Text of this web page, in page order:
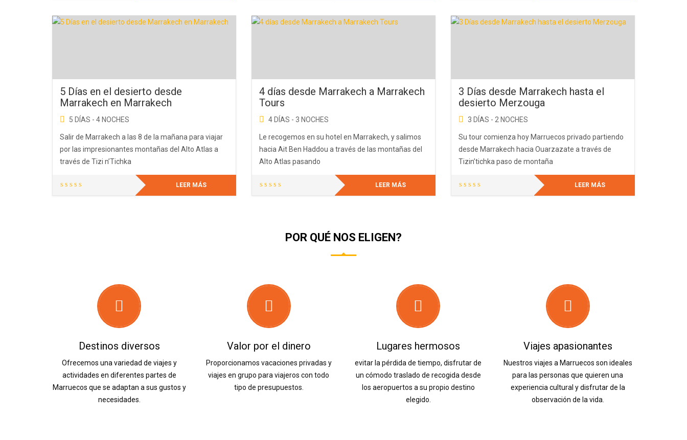
5 Días en el desierto desde
Marrakech en Marrakech
5 DÍAS - 4 NOCHES
Salir de Marrakech a las 8 de la mañana para viajar
por las impresionantes montañas del Alto Atlas a
través de Tizi n’Tichka
LEER MÁS
4 días desde Marrakech a Marrakech
Tours
4 DÍAS - 3 NOCHES
Le recogemos en su hotel en Marrakech, y salimos
hacia Ait Ben Haddou a través de las montañas del
Alto Atlas pasando
LEER MÁS
3 Días desde Marrakech hasta el
desierto Merzouga
3 DÍAS - 2 NOCHES
Su tour comienza hoy Marruecos privado partiendo
desde Marrakech hacia Ouarzazate a través de
Tizin’tichka paso de montaña
LEER MÁS
POR QUÉ NOS ELIGEN?
Destinos diversos
Ofrecemos una variedad de viajes y
actividades en diferentes partes de
Marruecos que se adaptan a sus gustos y
necesidades.
Valor por el dinero
Proporcionamos vacaciones privadas y
viajes en grupo para viajeros con todo
tipo de presupuestos.
Lugares hermosos
evitar la pérdida de tiempo, disfrutar de
un cómodo traslado de recogida desde
los aeropuertos a su propio destino
elegido.
Viajes apasionantes
Nuestros viajes a Marruecos son ideales
para las personas que quieren una
experiencia cultural y disfrutar de la
observación de la vida.